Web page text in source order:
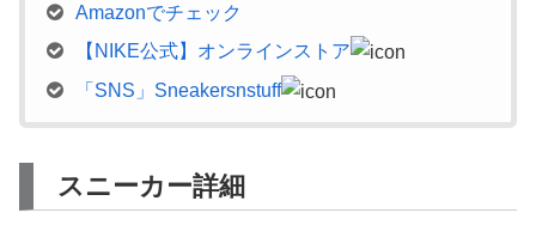
Amazonでチェック
【NIKE公式】オンラインストア
「SNS」Sneakersnstuff
スニーカー詳細